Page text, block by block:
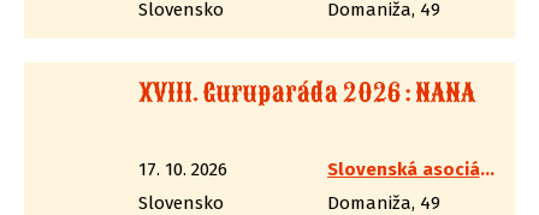
Slovensko
Domaniža, 49
XVIII. Guruparáda 2026 : NANA
17. 10. 2026
Slovenská asociácia westernovej streľby
Slovensko
Domaniža, 49